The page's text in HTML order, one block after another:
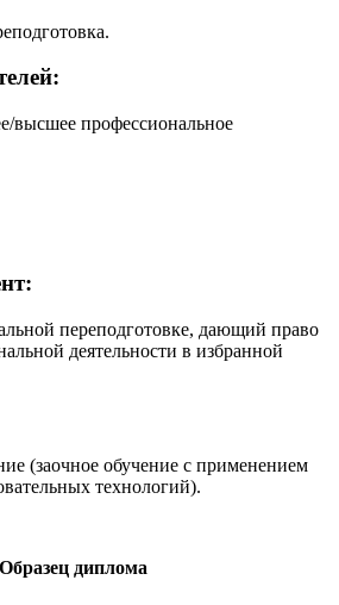
высшее профессиональное
переподготовке, дающий право
деятельности в избранной
(заочное обучение с применением
технологий).
Образец диплома